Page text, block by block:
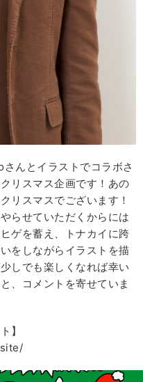
んとイラストでコラボさ
リスマス企画です！あの
リスマスでございます！
らせていただくからには
ゲを蓄え、トナカイに跨
をしながらイラストを描
しでも楽しくなれば幸い
、コメントを寄せていま
】